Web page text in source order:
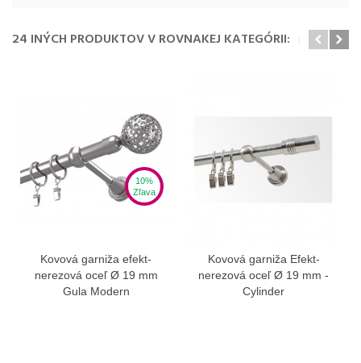
24 INÝCH PRODUKTOV V ROVNAKEJ KATEGÓRII:
10%
Zľava
Kovová garniža efekt-
nerezová oceľ Ø 19 mm
Gula Modern
Kovová garniža Efekt-
nerezová oceľ Ø 19 mm -
Cylinder